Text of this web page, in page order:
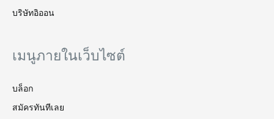
บริษัทอิออน
เมนูภายในเว็บไซต์
บล็อก
สมัครทันทีเลย